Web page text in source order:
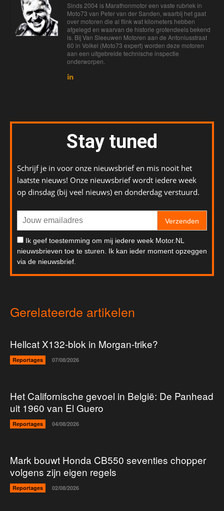
Sinds 2004 is Marathonmotor een vaste rubriek in
Moto73 van Peter van der Sanden, waarbij het gaat
over motoren die al flink wat kilometers hebben
afgelegd en waarvan de historie grotendeels bekend
is. Bij Van Sleeuwen Motoren aan de Antoniusstraat
60 in Volkel (Moto73 expert) worden deze motoren
aan een uitgebreide technische inspectie
onderworpen.
Stay tuned
Schrijf je in voor onze nieuwsbrief en mis nooit het
laatste nieuws! Onze nieuwsbrief wordt iedere week
op dinsdag (bij veel nieuws) en donderdag verstuurd.
Verzenden
Ik geef toestemming om mij iedere week Motor.NL
nieuwsbrieven toe te sturen. Ik kan ieder moment opzeggen
via de nieuwsbrief.
Gerelateerde artikelen
Hellcat X132-blok in Morgan-trike?
Reportages 07/08/2026
Het Californische gevoel in België: De Panhead
uit 1960 van El Guero
Reportages 04/08/2026
Mark bouwt Honda CB550 seventies chopper
volgens zijn eigen regels
Reportages 02/08/2026